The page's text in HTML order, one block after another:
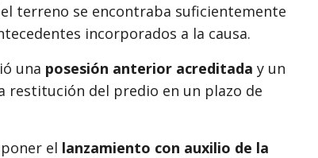
terreno se encontraba suficientemente
incorporados a la causa.
una posesión anterior acreditada y un
restitución del predio en un plazo de
el lanzamiento con auxilio de la